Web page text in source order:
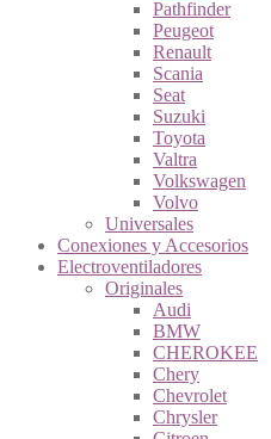
Pathfinder
Peugeot
Renault
Scania
Seat
Suzuki
Toyota
Valtra
Volkswagen
Volvo
Universales
Conexiones y Accesorios
Electroventiladores
Originales
Audi
BMW
CHEROKEE
Chery
Chevrolet
Chrysler